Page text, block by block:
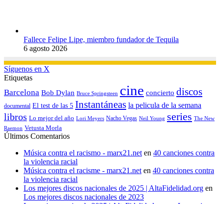
Fallece Felipe Lipe, miembro fundador de Tequila
6 agosto 2026
Síguenos en X
Etiquetas
Barcelona Bob Dylan Bruce Springsteen cine concierto discos
documental El test de las 5 Instantáneas la pelicula de la semana
libros Lo mejor del año Lori Meyers Nacho Vegas Neil Young series The New
Raemon Vetusta Morla
Últimos Comentarios
Música contra el racismo - marx21.neten 40 canciones contra
la violencia racial
Música contra el racisme - marx21.neten 40 canciones contra
la violencia racial
Los mejores discos nacionales de 2025 | AltaFidelidad.org en
Los mejores discos nacionales de 2023